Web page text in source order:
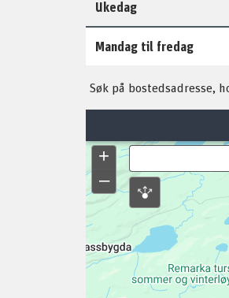
Ukedag
Mandag til fredag
Søk på bostedsadresse,